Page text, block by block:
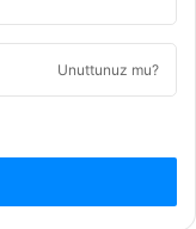
Unuttunuz mu?